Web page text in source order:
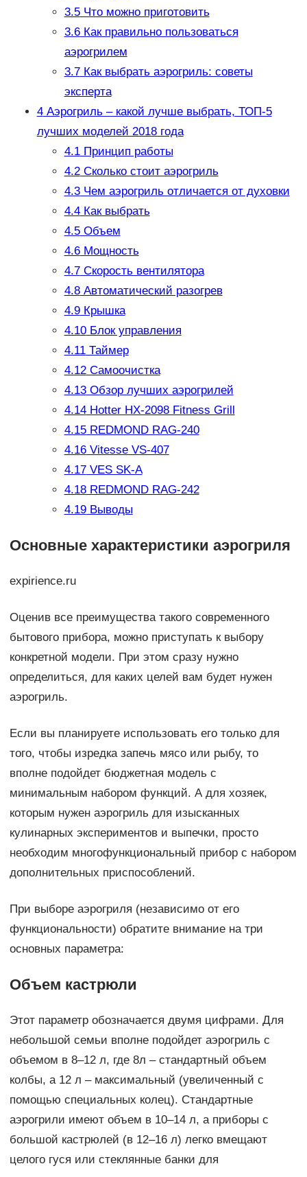
3.5Что можно приготовить
3.6Как правильно пользоваться
аэрогрилем
3.7Как выбрать аэрогриль: советы
эксперта
4Аэрогриль – какой лучше выбрать, ТОП-5
лучших моделей 2018 года
4.1Принцип работы
4.2Сколько стоит аэрогриль
4.3Чем аэрогриль отличается от духовки
4.4Как выбрать
4.5Объем
4.6Мощность
4.7Скорость вентилятора
4.8Автоматический разогрев
4.9Крышка
4.10Блок управления
4.11Таймер
4.12Самоочистка
4.13Обзор лучших аэрогрилей
4.14Hotter HX-2098 Fitness Grill
4.15REDMOND RAG-240
4.16Vitesse VS-407
4.17VES SK-A
4.18REDMOND RAG-242
4.19Выводы
Основные характеристики аэрогриля
expirience.ru
Оценив все преимущества такого современного
бытового прибора, можно приступать к выбору
конкретной модели. При этом сразу нужно
определиться, для каких целей вам будет нужен
аэрогриль.
Если вы планируете использовать его только для
того, чтобы изредка запечь мясо или рыбу, то
вполне подойдет бюджетная модель с
минимальным набором функций. А для хозяек,
которым нужен аэрогриль для изысканных
кулинарных экспериментов и выпечки, просто
необходим многофункциональный прибор с набором
дополнительных приспособлений.
При выборе аэрогриля (независимо от его
функциональности) обратите внимание на три
основных параметра:
Объем кастрюли
Этот параметр обозначается двумя цифрами. Для
небольшой семьи вполне подойдет аэрогриль с
объемом в 8–12 л, где 8л – стандартный объем
колбы, а 12 л – максимальный (увеличенный с
помощью специальных колец). Стандартные
аэрогрили имеют объем в 10–14 л, а приборы с
большой кастрюлей (в 12–16 л) легко вмещают
целого гуся или стеклянные банки для